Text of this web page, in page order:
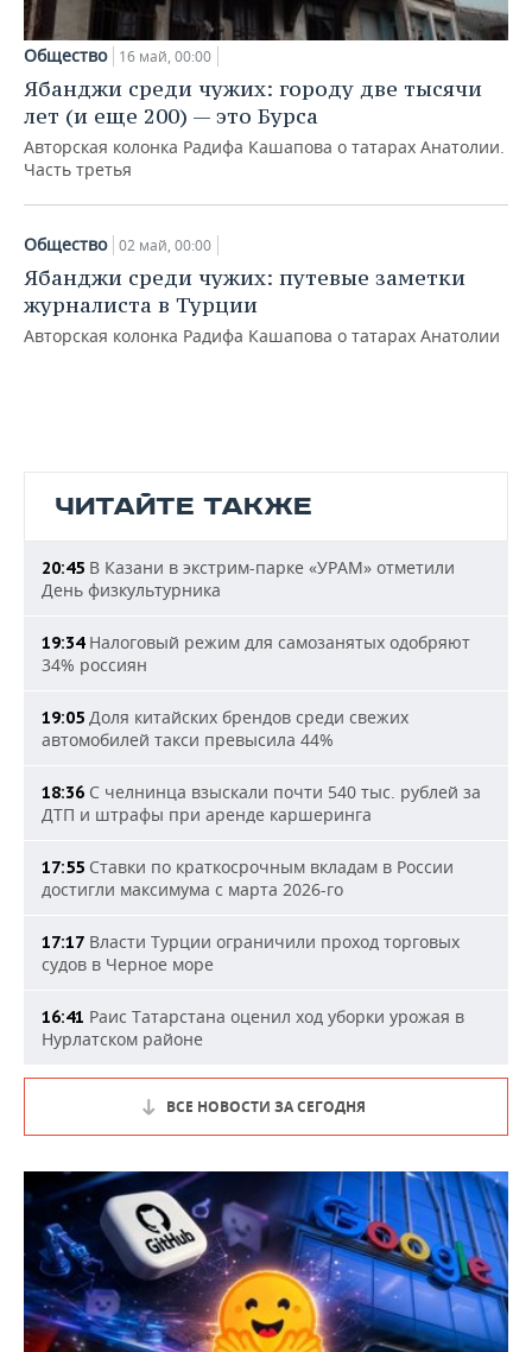
Общество 16 май, 00:00
Ябанджи среди чужих: городу две тысячи
лет (и еще 200) — это Бурса
Авторская колонка Радифа Кашапова о татарах Анатолии.
Часть третья
Общество 02 май, 00:00
Ябанджи среди чужих: путевые заметки
журналиста в Турции
Авторская колонка Радифа Кашапова о татарах Анатолии
ЧИТАЙТЕ ТАКЖЕ
20:45 В Казани в экстрим-парке «УРАМ» отметили
День физкультурника
19:34Налоговый режим для самозанятых одобряют
34% россиян
19:05 Доля китайских брендов среди свежих
автомобилей такси превысила 44%
18:36 С челнинца взыскали почти 540 тыс. рублей за
ДТП и штрафы при аренде каршеринга
17:55 Ставки по краткосрочным вкладам в России
достигли максимума с марта 2026-го
17:17 Власти Турции ограничили проход торговых
судов в Черное море
16:41 Раис Татарстана оценил ход уборки урожая в
Нурлатском районе
ВСЕ НОВОСТИ ЗА СЕГОДНЯ